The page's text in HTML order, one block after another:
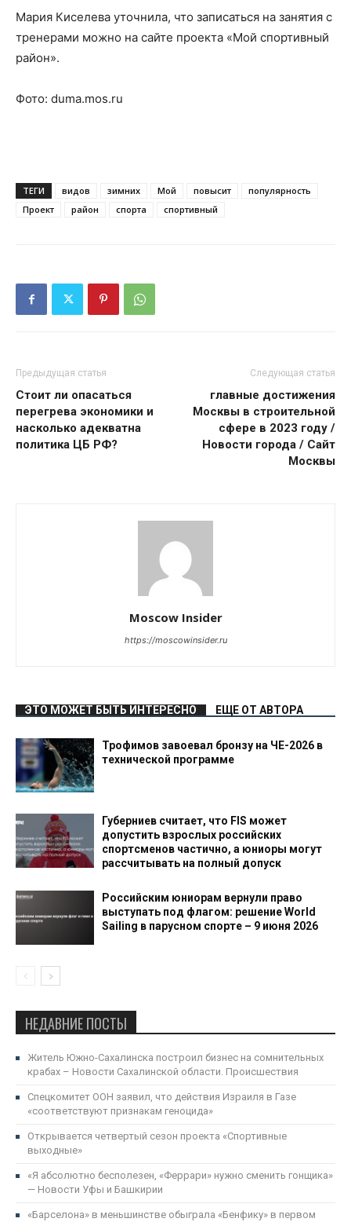
Мария Киселева уточнила, что записаться на занятия с
тренерами можно на сайте проекта «Мой спортивный
район».
Фото: duma.mos.ru
ТЕГИ видов зимних Мой повысит
популярность
Проект
район спорта спортивный
Предыдущая статья
Стоит ли опасаться
перегрева экономики и
насколько адекватна
политика ЦБ РФ?
Следующая статья
главные достижения
Москвы в строительной
сфере в 2023 году /
Новости города / Сайт
Москвы
Moscow Insider
https://moscowinsider.ru
ЭТО МОЖЕТ БЫТЬ ИНТЕРЕСНО ЕЩЕ ОТ АВТОРА
Трофимов завоевал бронзу на ЧЕ-2026 в
технической программе
Губерниев считает, что FIS может
допустить взрослых российских
спортсменов частично, а юниоры могут
рассчитывать на полный допуск
Российским юниорам вернули право
выступать под флагом: решение World
Sailing в парусном спорте – 9 июня 2026
НЕДАВНИЕ ПОСТЫ
Житель Южно-Сахалинска построил бизнес на сомнительных
крабах – Новости Сахалинской области. Происшествия
Спецкомитет ООН заявил, что действия Израиля в Газе
«соответствуют признакам геноцида»
Открывается четвертый сезон проекта «Спортивные
выходные»
«Я абсолютно бесполезен, «Феррари» нужно сменить гонщика»
— Новости Уфы и Башкирии
«Барселона» в меньшинстве обыграла «Бенфику» в первом